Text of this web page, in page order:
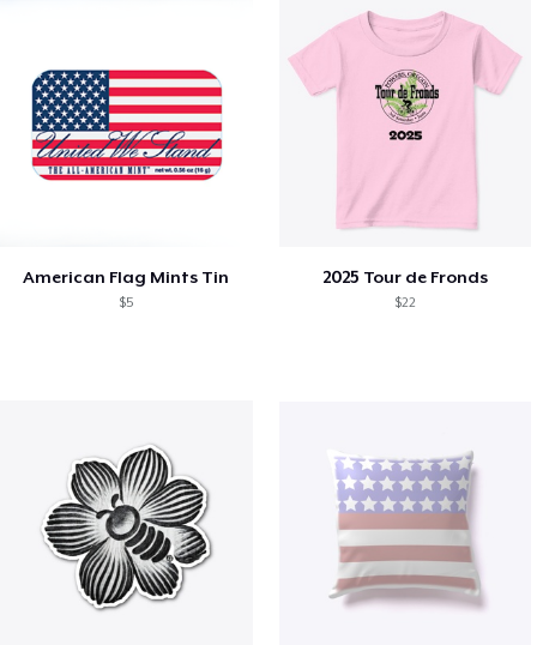
American Flag Mints Tin
$5
2025 Tour de Fronds
$22